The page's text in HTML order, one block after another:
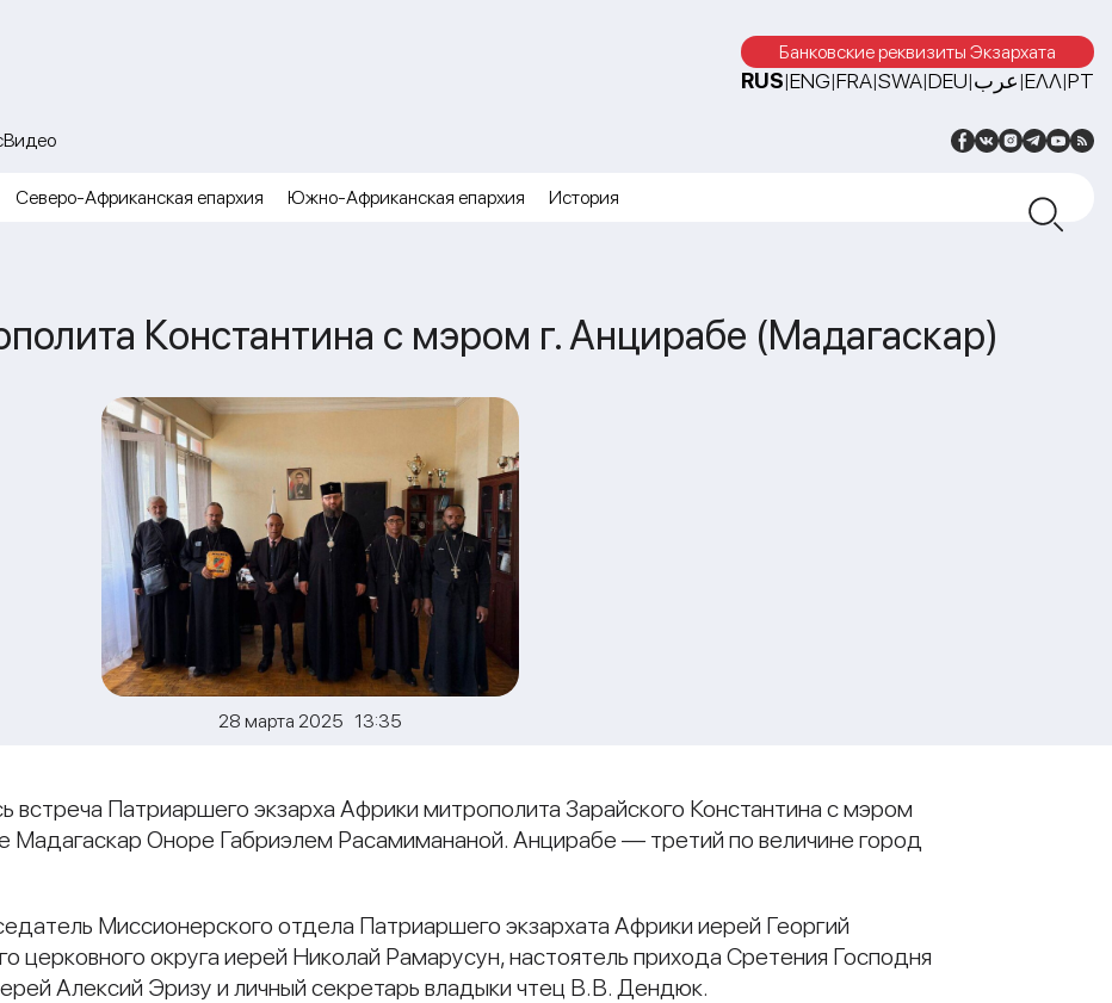
Банковские реквизиты Экзархата
RUS|ENG|FRA|SWA|DEU|عرب|ΕΛΛ|PT
Видео
Северо-Африканская епархия Южно-Африканская епархия История
Константина с мэром г. Анцирабе (Мадагаскар)
28 марта 2025 13:35
встреча Патриаршего экзарха Африки митрополита Зарайского Константина с мэром
Мадагаскар Оноре Габриэлем Расамимананой. Анцирабе — третий по величине город
Миссионерского отдела Патриаршего экзархата Африки иерей Георгий
церковного округа иерей Николай Рамарусун, настоятель прихода Сретения Господня
Алексий Эризу и личный секретарь владыки чтец В.В. Дендюк.